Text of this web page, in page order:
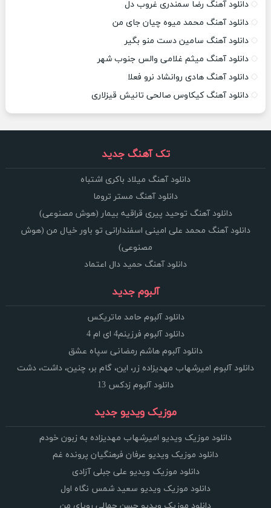
دانلود آهنگ رضا سمندری غروب دل
دانلود آهنگ محمد میوه چیان جای من
دانلود آهنگ سامین دست منو بگیر
دانلود آهنگ میثم غلامی والس جنوب شهر
دانلود آهنگ هادی روانشاد نرو فعلا
دانلود آهنگ کیکاوس صالحی تانیش قیزلاری
تک آهنگ جدید
دانلود آهنگ میلاد باکری اشتباه
دانلود آهنگ مستر تروما
دانلود آهنگ توحید پیری قراقیه بیمار (هوش مصنوعی)
دانلود آهنگ محمد علی امینی اسفندارانی تو باور خیال من (هوش
مصنوعی)
دانلود آهنگ حمید دال اعتماد
آلبوم جدید
دانلود آلبوم حامد ماتریکس
دانلود آلبوم فرزینم4 ای ام 4
دانلود آلبوم هاشم رمضانی سپاه عشق
دانلود آلبوم امیرشهاب مهدیزاده زر، این، گام بر، چنین، داشت، دشت
دانلود آلبوم زدکس 13
موزیک ویدیو جدید
دانلود موزیک ویدیو امیرشهاب مهدیزاده به زبون خودم
دانلود موزیک ویدیو عرفان فرهنگیان پرونده غم
دانلود موزیک ویدیو علی جبلی آزادی
دانلود موزیک ویدیو سعید شمس نگاه اول
دانلود موزیک ویدیو حسن جمالی رویای من